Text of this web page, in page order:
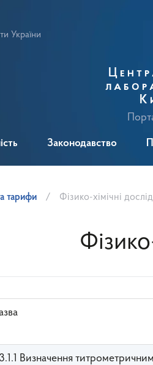
України
Законодавство
тарифи Фізико-хімічні
Визначення